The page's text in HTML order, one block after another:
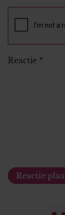
Reactie *